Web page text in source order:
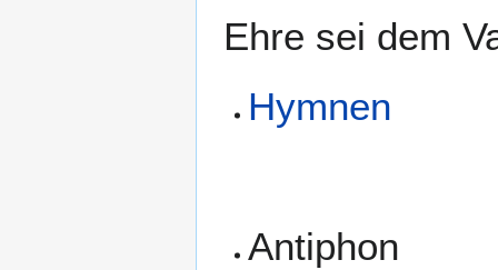
Ehre sei dem
Hymnen
Antiphon